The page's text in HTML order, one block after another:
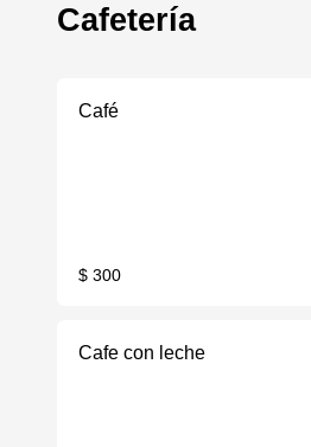
Cafetería
Café
$ 300
Cafe con leche